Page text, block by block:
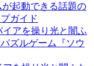
が起動できる話題の
ガイド